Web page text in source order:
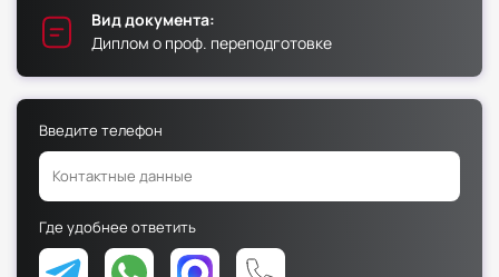
Факультет социальной работы
Факультет физической культуры и спорта
Юридический факультет
Факультет менеджмента и экономики
Факультет педагогики
Вид документа:
Диплом о проф. переподготовке
Введите телефон
Где удобнее ответить